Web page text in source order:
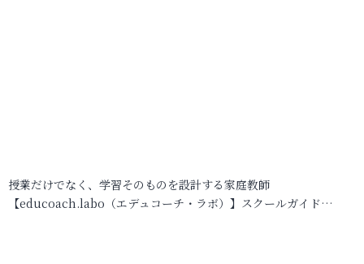
授業だけでなく、学習そのものを設計する家庭教師
【educoach.labo（エデュコーチ・ラボ）】スクールガイド…